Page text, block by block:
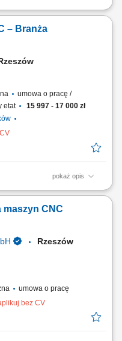
operatorów
CNC oraz chcą
środowisku
– Branża
umowa o pracę /
etat
15 997 - 17 000 zł
pokaż opis
nadzór nad procesem
z dokumentacją, Kontrola
narzędzi pomiarowych,
maszyn CNC
Rzeszów
umowa o pracę
bez CV